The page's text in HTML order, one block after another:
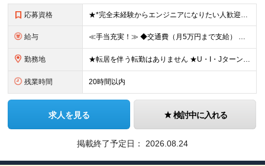
応募資格 ★*完全未経験からエンジニアになりたい人歓迎*★ ・未経験OK ・第2新卒OK ・専門卒以上 ★type経由で入社した社員も在籍しています♪ ▼下記のような方もぜひご応募ください ◎研修が充実してい
給与 ≪手当充実！≫ ◆交通費（月5万円まで支給） ◆残業代全額支給 ◆家族手当（配偶者：1万円／子1人：5000円 ※月額） ◆役職手当（最大13万円 ※月額） ◆地域手当（東京1万円/月、大阪5000円
勤務地 ★転居を伴う転勤はありません ★U・I・JターンOK！ ★広島支店を2026年11月新設予定 ★お客様先に常駐する案件でも、在宅OKの場合は自社オフィスに出社し、チームで相談しながら仕事を進めています
残業時間 20時間以内
求人を見る 検討中に入れる
掲載終了予定日： 2026.08.24